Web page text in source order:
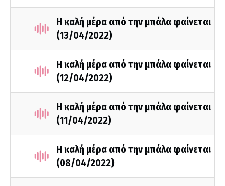
Η καλή μέρα από την μπάλα φαίνεται
(13/04/2022)
Η καλή μέρα από την μπάλα φαίνεται
(12/04/2022)
Η καλή μέρα από την μπάλα φαίνεται
(11/04/2022)
Η καλή μέρα από την μπάλα φαίνεται
(08/04/2022)